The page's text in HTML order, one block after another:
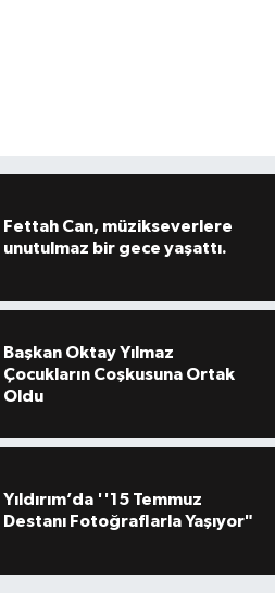
Fettah Can, müzikseverlere
unutulmaz bir gece yaşattı.
Başkan Oktay Yılmaz
Çocukların Coşkusuna Ortak
Oldu
Yıldırım’da ''15 Temmuz
Destanı Fotoğraflarla Yaşıyor"